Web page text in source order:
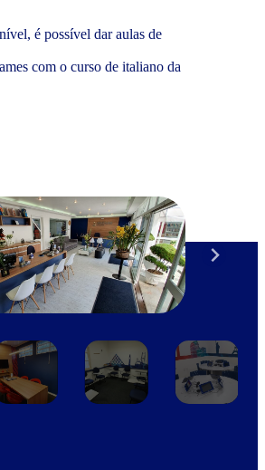
é possível dar aulas de
com o curso de italiano da